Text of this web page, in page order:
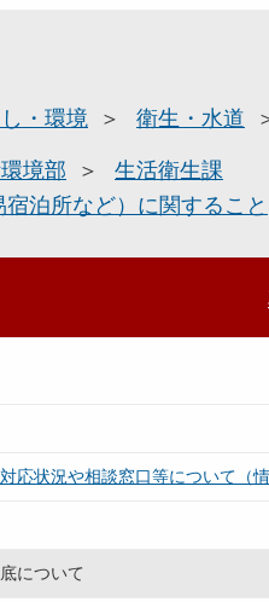
・環境 衛生・水道
境部
生活衛生課
泊所など）に関すること
応状況や相談窓口等について（情
について